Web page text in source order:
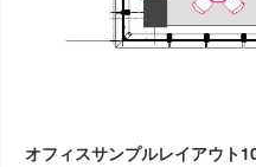
オフィスサンプルレイアウト